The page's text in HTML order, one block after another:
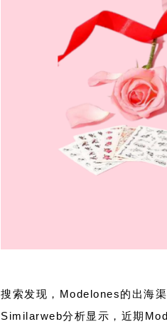
搜索发现，Modelones的出海
Similarweb分析显示，近期